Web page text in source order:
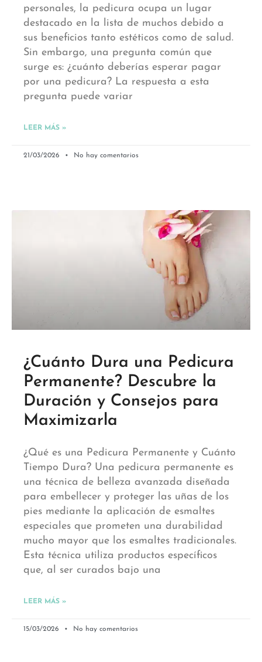
personales, la pedicura ocupa un lugar
destacado en la lista de muchos debido a
sus beneficios tanto estéticos como de salud.
Sin embargo, una pregunta común que
surge es: ¿cuánto deberías esperar pagar
por una pedicura? La respuesta a esta
pregunta puede variar
LEER MÁS »
21/03/2026 No hay comentarios
¿Cuánto Dura una Pedicura
Permanente? Descubre la
Duración y Consejos para
Maximizarla
¿Qué es una Pedicura Permanente y Cuánto
Tiempo Dura? Una pedicura permanente es
una técnica de belleza avanzada diseñada
para embellecer y proteger las uñas de los
pies mediante la aplicación de esmaltes
especiales que prometen una durabilidad
mucho mayor que los esmaltes tradicionales.
Esta técnica utiliza productos específicos
que, al ser curados bajo una
LEER MÁS »
15/03/2026 No hay comentarios